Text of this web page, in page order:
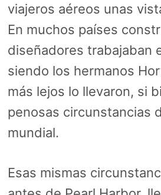
viajeros aéreos unas
En muchos países
diseñadores trabajaban
siendo los hermanos
más lejos lo llevaron, si
penosas circunstancias
mundial.
Esas mismas